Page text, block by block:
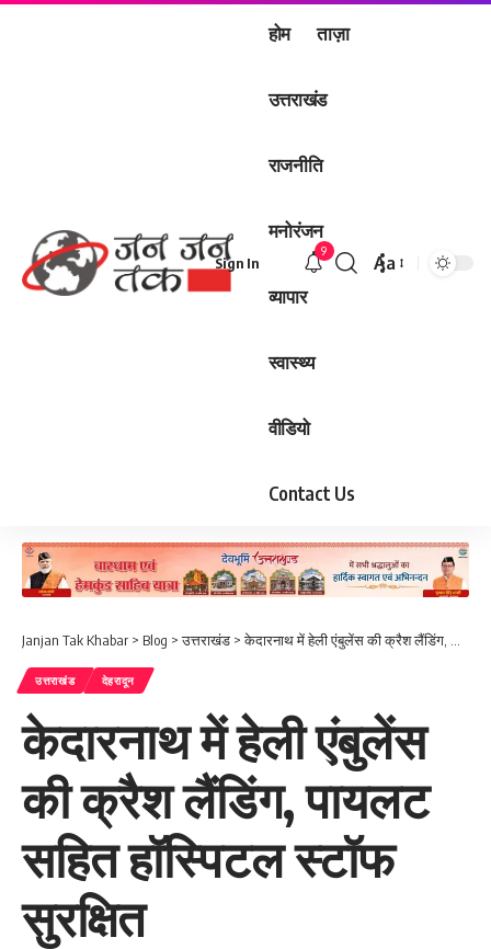
होम ताज़ा
उत्तराखंड
राजनीति
मनोरंजन
व्यापार
स्वास्थ्य
वीडियो
Contact Us
Sign In
9
Font
Aa
Janjan Tak Khabar > Blog >उत्तराखंड >केदारनाथ में हेली एंबुलेंस की क्रैश लैंडिंग, पायलट सहित हॉस्पिटल स्टॉफ सुरक्षित
उत्तराखंड देहरादून
केदारनाथ में हेली एंबुलेंस
की क्रैश लैंडिंग, पायलट
सहित हॉस्पिटल स्टॉफ
सुरक्षित